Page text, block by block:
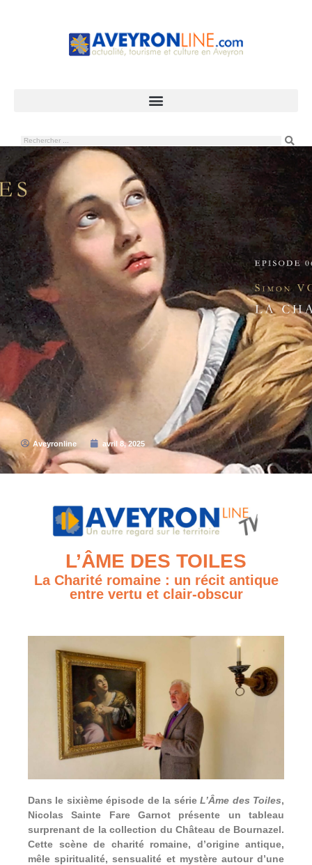
Aveyronline avril 8, 2025
L’ÂME DES TOILES
La Charité romaine : un récit antique
entre vertu et clair-obscur
Dans le sixième épisode de la sérieL’Âme des Toiles,
Nicolas Sainte Fare Garnot présente un tableau
surprenant de la collection du Château de Bournazel.
Cette scène de charité romaine, d’origine antique,
mêle spiritualité, sensualité et mystère autour d’une